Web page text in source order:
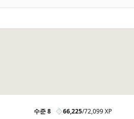
수준 8 66,225/72,099 XP